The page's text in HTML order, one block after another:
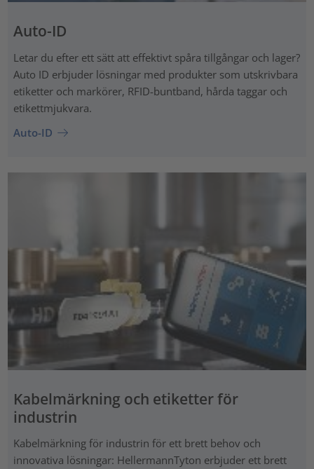
Auto-ID
Letar du efter ett sätt att effektivt spåra tillgångar och lager?
Auto ID erbjuder lösningar med produkter som utskrivbara
etiketter och markörer, RFID-buntband, hårda taggar och
etikettmjukvara.
Auto-ID
Kabelmärkning och etiketter för
industrin
Kabelmärkning för industrin för ett brett behov och
innovativa lösningar: HellermannTyton erbjuder ett brett